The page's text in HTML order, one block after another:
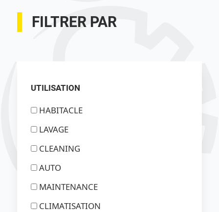
FILTRER PAR
UTILISATION
HABITACLE
LAVAGE
CLEANING
AUTO
MAINTENANCE
CLIMATISATION